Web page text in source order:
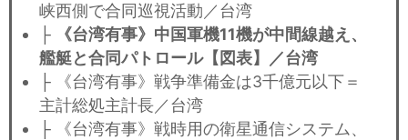
峡西側で合同巡視活動／台湾
├
《台湾有事》中国軍機11機が中間線越え、
艦艇と合同パトロール【図表】／台湾
├ 《台湾有事》戦争準備金は3千億元以下＝
主計総処主計長／台湾
├ 《台湾有事》戦時用の衛星通信システム、